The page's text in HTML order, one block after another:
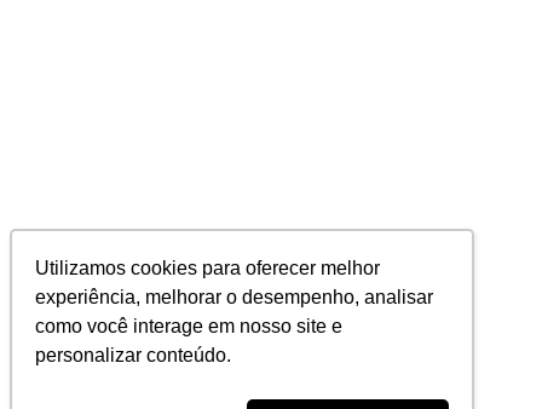
Utilizamos cookies para oferecer melhor
experiência, melhorar o desempenho, analisar
como você interage em nosso site e
personalizar conteúdo.